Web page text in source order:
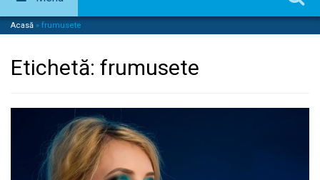
Acasă » frumusete
Etichetă: frumusete